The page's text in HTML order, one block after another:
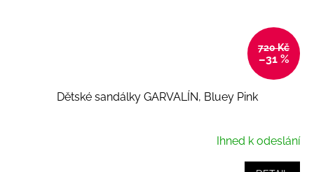
720 Kč
–31 %
Dětské sandálky GARVALÍN, Bluey Pink
Ihned k odeslání